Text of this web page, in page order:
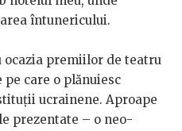
întunericului.
ocazia premiilor de teatru
care o plănuiesc
ucrainene. Aproape
prezentate – o neo-